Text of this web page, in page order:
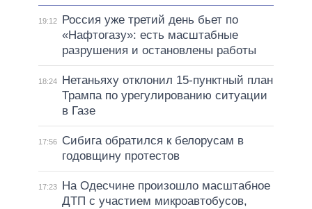
19:12
Россия уже третий день бьет по
«Нафтогазу»: есть масштабные
разрушения и остановлены работы
18:24
Нетаньяху отклонил 15-пунктный план
Трампа по урегулированию ситуации
в Газе
17:56
Сибига обратился к белорусам в
годовщину протестов
17:23
На Одесчине произошло масштабное
ДТП с участием микроавтобусов,